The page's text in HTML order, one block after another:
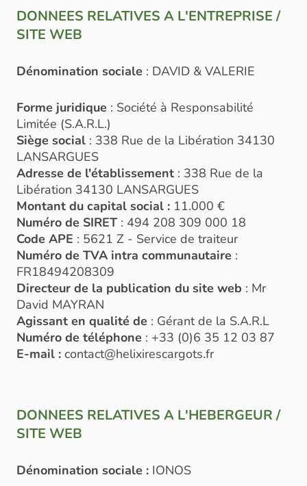
DONNEES RELATIVES A L'ENTREPRISE /
SITE WEB
Dénomination sociale : DAVID & VALERIE
Forme juridique : Société à Responsabilité
Limitée (S.A.R.L.)
Siège social : 338 Rue de la Libération 34130
LANSARGUES
Adresse de l'établissement : 338 Rue de la
Libération 34130 LANSARGUES
Montant du capital social : 11.000 €
Numéro de SIRET : 494 208 309 000 18
Code APE : 5621 Z - Service de traiteur
Numéro de TVA intra communautaire :
FR18494208309
Directeur de la publication du site web : Mr
David MAYRAN
Agissant en qualité de : Gérant de la S.A.R.L
Numéro de téléphone : +33 (0)6 35 12 03 87
E-mail : contact@helixirescargots.fr
DONNEES RELATIVES A L'HEBERGEUR /
SITE WEB
Dénomination sociale : IONOS